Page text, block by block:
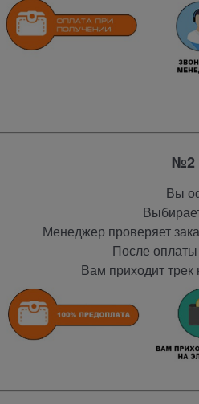
№2
Вы
Менеджер проверяет
После
Вам приходит